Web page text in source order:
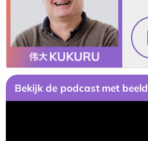
Bekijk de podcast met beeld